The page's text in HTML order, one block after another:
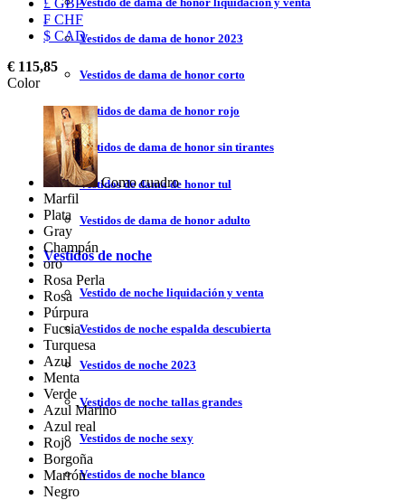
Vestidos de dama de honor 2023
Vestidos de dama de honor corto
Vestidos de dama de honor rojo
Vestidos de dama de honor sin tirantes
Vestidos de dama de honor tul
Vestidos de dama de honor adulto
Vestidos de noche
Vestido de noche liquidación y venta
Vestidos de noche espalda descubierta
Vestidos de noche 2023
Vestidos de noche tallas grandes
Vestidos de noche sexy
Vestidos de noche blanco
£ GBP
₣ CHF
$ CAD
€ 115,85
Color
Como cuadro
Marfil
Plata
Gray
Champán
oro
Rosa Perla
Rosa
Púrpura
Fucsia
Turquesa
Azul
Menta
Verde
Azul Marino
Azul real
Rojo
Borgoña
Marrón
Negro